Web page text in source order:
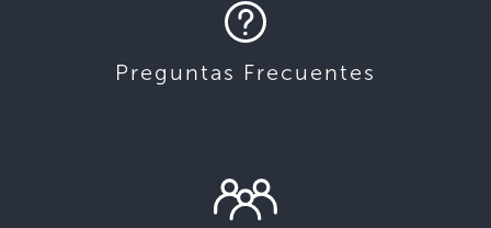
Preguntas Frecuentes